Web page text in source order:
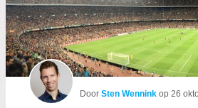
Door Sten Wennink op 26